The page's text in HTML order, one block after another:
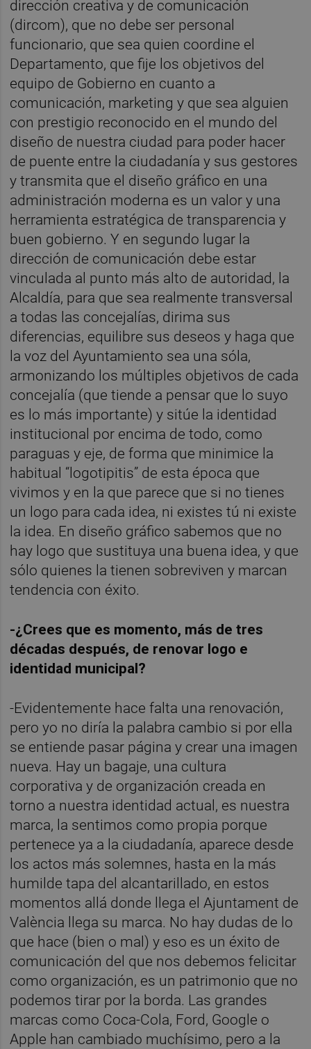
dirección creativa y de comunicación
(dircom), que no debe ser personal
funcionario, que sea quien coordine el
Departamento, que fije los objetivos del
equipo de Gobierno en cuanto a
comunicación, marketing y que sea alguien
con prestigio reconocido en el mundo del
diseño de nuestra ciudad para poder hacer
de puente entre la ciudadanía y sus gestores
y transmita que el diseño gráfico en una
administración moderna es un valor y una
herramienta estratégica de transparencia y
buen gobierno. Y en segundo lugar la
dirección de comunicación debe estar
vinculada al punto más alto de autoridad, la
Alcaldía, para que sea realmente transversal
a todas las concejalías, dirima sus
diferencias, equilibre sus deseos y haga que
la voz del Ayuntamiento sea una sóla,
armonizando los múltiples objetivos de cada
concejalía (que tiende a pensar que lo suyo
es lo más importante) y sitúe la identidad
institucional por encima de todo, como
paraguas y eje, de forma que minimice la
habitual “logotipitis” de esta época que
vivimos y en la que parece que si no tienes
un logo para cada idea, ni existes tú ni existe
la idea. En diseño gráfico sabemos que no
hay logo que sustituya una buena idea, y que
sólo quienes la tienen sobreviven y marcan
tendencia con éxito.
-¿Crees que es momento, más de tres
décadas después, de renovar logo e
identidad municipal?
-Evidentemente hace falta una renovación,
pero yo no diría la palabra cambio si por ella
se entiende pasar página y crear una imagen
nueva. Hay un bagaje, una cultura
corporativa y de organización creada en
torno a nuestra identidad actual, es nuestra
marca, la sentimos como propia porque
pertenece ya a la ciudadanía, aparece desde
los actos más solemnes, hasta en la más
humilde tapa del alcantarillado, en estos
momentos allá donde llega el Ajuntament de
València llega su marca. No hay dudas de lo
que hace (bien o mal) y eso es un éxito de
comunicación del que nos debemos felicitar
como organización, es un patrimonio que no
podemos tirar por la borda. Las grandes
marcas como Coca-Cola, Ford, Google o
Apple han cambiado muchísimo, pero a la